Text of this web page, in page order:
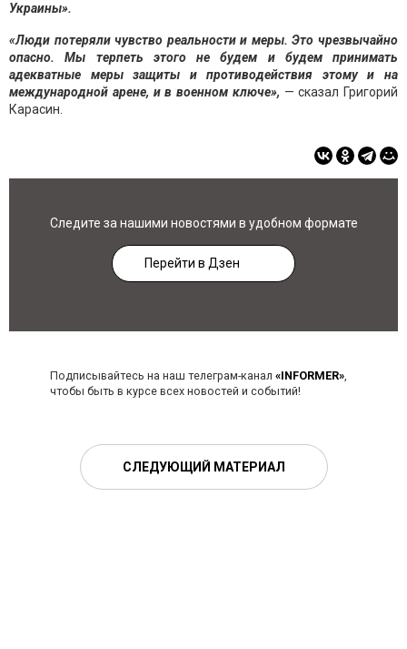
Украины».
«Люди потеряли чувство реальности и меры. Это чрезвычайно
опасно. Мы терпеть этого не будем и будем принимать
адекватные меры защиты и противодействия этому и на
международной арене, и в военном ключе», — сказал Григорий
Карасин.
Следите за нашими новостями в удобном формате
Перейти в Дзен
Подписывайтесь на наш телеграм-канал «INFORMER»,
чтобы быть в курсе всех новостей и событий!
СЛЕДУЮЩИЙ МАТЕРИАЛ